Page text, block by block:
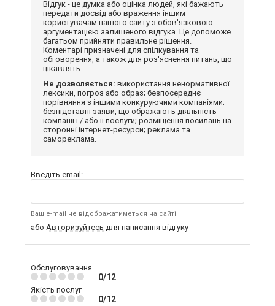
Відгук - це думка або оцінка людей, які бажають
передати досвід або враження іншим
користувачам нашого сайту з обов'язковою
аргументацією залишеного відгука. Це допоможе
багатьом прийняти правильне рішення.
Коментарі призначені для спілкування та
обговорення, а також для роз'яснення питань, що
цікавлять.
Не дозволяється: використання ненормативної
лексики, погроз або образ; безпосереднє
порівняння з іншими конкуруючими компаніями;
безпідставні заяви, що ображають діяльність
компанії і / або її послуги; розміщення посилань на
сторонні інтернет-ресурси; реклама та
самореклама.
Введіть email:
Ваш e-mail не відображатиметься на сайті
або Авторизуйтесь для написання відгуку
Обслуговування
0/12
Якість послуг
0/12